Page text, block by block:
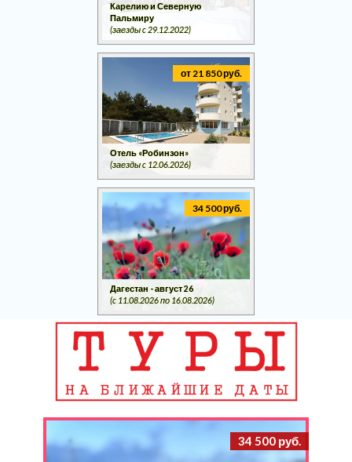
Карелию и Северную
Пальмиру
(заезды c 29.12.2022)
от 21 850 руб.
Отель «Робинзон»
(заезды c 12.06.2026)
34 500 руб.
Дагестан - август 26
(c 11.08.2026 по 16.08.2026)
34 500 руб.